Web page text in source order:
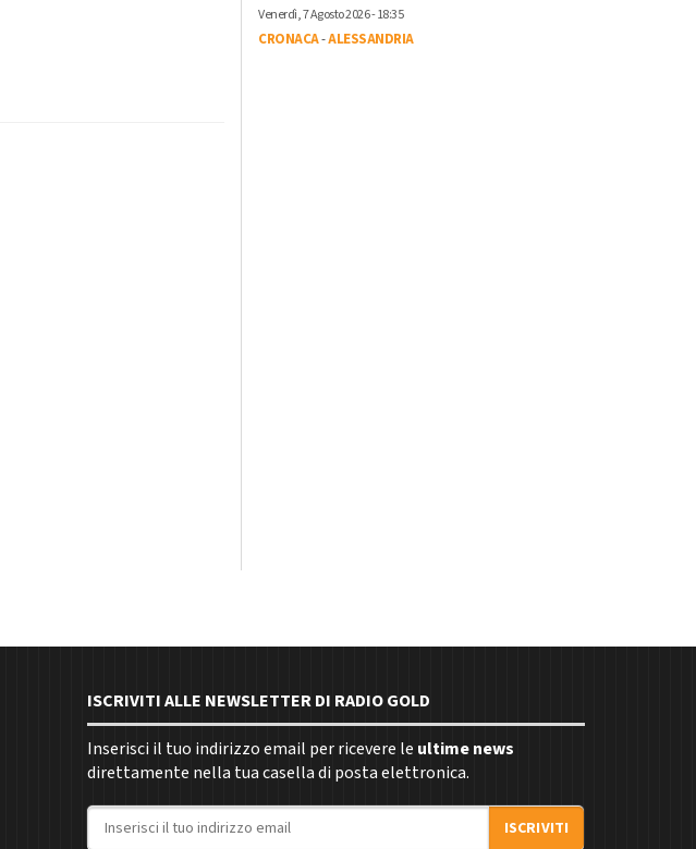
Venerdì, 7 Agosto 2026 - 18:35
CRONACA-ALESSANDRIA
ISCRIVITI ALLE NEWSLETTER DI RADIO GOLD
Inserisci il tuo indirizzo email per ricevere le ultime news
direttamente nella tua casella di posta elettronica.
Indirizzo email
ISCRIVITI